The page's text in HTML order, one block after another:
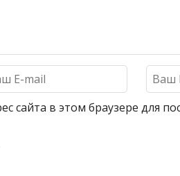
сайта в этом браузере для